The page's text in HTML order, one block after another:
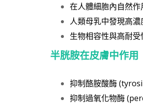
在人體細胞內自然
人類母乳中發現高
生物相容性與高耐受
半胱胺在皮膚中作用
抑制酪胺酸酶
抑制過氧化物酶